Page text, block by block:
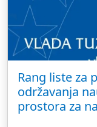
Rang liste za
održavanja
prostora za